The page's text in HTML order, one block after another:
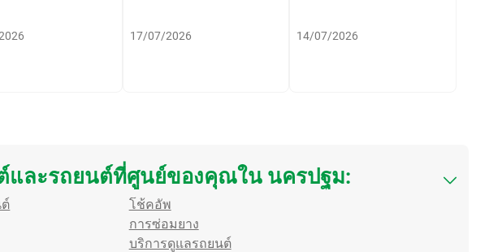
17/07/2026 14/07/2026
และรถยนต์ที่ศูนย์ของคุณใน นครปฐม:
โช้คอัพ
การซ่อมยาง
บริการดูแลรถยนต์